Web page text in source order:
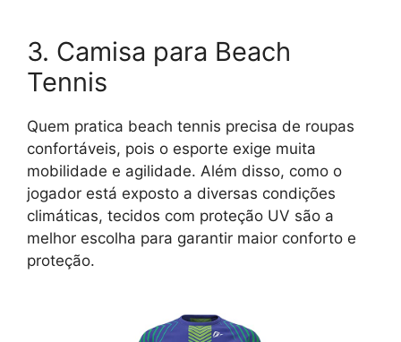
3. Camisa para Beach
Tennis
Quem pratica beach tennis precisa de roupas
confortáveis, pois o esporte exige muita
mobilidade e agilidade. Além disso, como o
jogador está exposto a diversas condições
climáticas, tecidos com proteção UV são a
melhor escolha para garantir maior conforto e
proteção.